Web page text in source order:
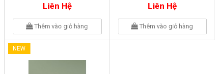
Liên Hệ
Thêm vào giỏ hàng
Liên Hệ
Thêm vào giỏ hàng
NEW